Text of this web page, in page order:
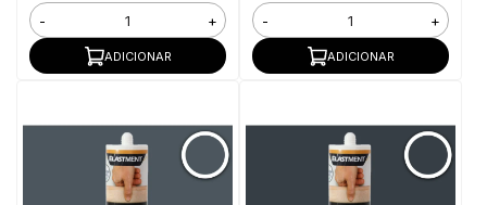
- +
ADICIONAR
- +
ADICIONAR